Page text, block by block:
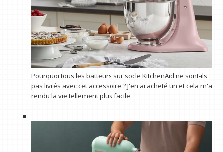
Pourquoi tous les batteurs sur socle KitchenAid ne sont-ils
pas livrés avec cet accessoire ? J'en ai acheté un et cela m'a
rendu la vie tellement plus facile